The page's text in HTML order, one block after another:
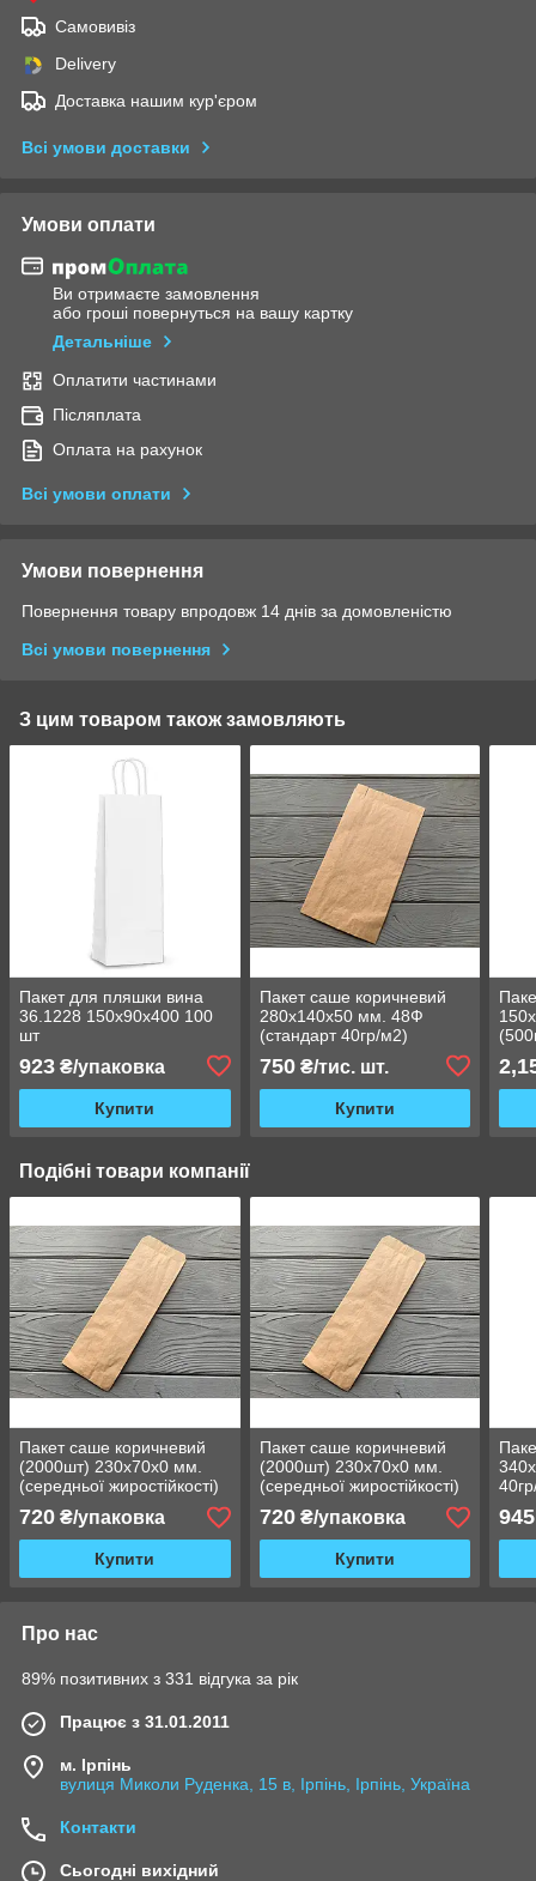
Самовивіз
Delivery
Доставка нашим кур'єром
Всі умови доставки
Умови оплати
Ви отримаєте замовлення
або гроші повернуться на вашу картку
Детальніше
Оплатити частинами
Післяплата
Оплата на рахунок
Всі умови оплати
Умови повернення
Повернення товару впродовж 14 днів за домовленістю
Всі умови повернення
З цим товаром також замовляють
Пакет для пляшки вина
36.1228 150х90х400 100
шт
923 ₴/упаковка
Купити
Пакет саше коричневий
280х140х50 мм. 48Ф
(стандарт 40гр/м2)
750₴/тис. шт.
Купити
Подібні товари компанії
Пакет саше коричневий
(2000шт) 230х70х0 мм.
(середньої жиростійкості)
27Ф
720 ₴/упаковка
Купити
Пакет саше коричневий
(2000шт) 230х70х0 мм.
(середньої жиростійкості)
27Ф
720₴/упаковка
Купити
945
Про нас
89% позитивних з 331 відгука за рік
Працює з 31.01.2011
м. Ірпінь
вулиця Миколи Руденка, 15 в, Ірпінь, Ірпінь, Україна
Контакти
Сьогодні вихідний